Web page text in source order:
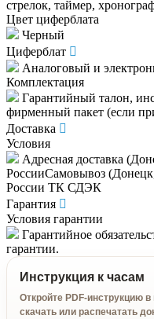
стрелок, таймер,
Цвет циферблата
Черный
Циферблат
Аналоговый и
Комплектация
Гарантийный талон,
фирменный пакет (если
Доставка
Условия
Адресная доставка
РоссииСамовывоз
России ТК СДЭК
Гарантия
Условия гарантии
Гарантийное
гарантии.
Инструкция к часам
Откройте PDF-инструкцию
скачать или распечатать